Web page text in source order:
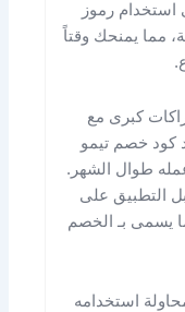
استخدام رموز
مما يمنحك وقتاً
كبرى مع
كود خصم تيمو
طوال الشهر.
التطبيق على
يسمى بـ الخصم
استخدامه